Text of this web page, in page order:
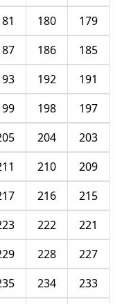
179
180
185
186
191
192
197
198
203
204
209
210
215
216
221
222
227
228
233
234